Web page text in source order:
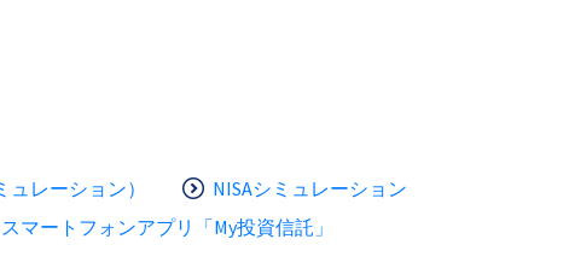
レーション）
NISAシミュレーション
スマートフォンアプリ「My投資信託」